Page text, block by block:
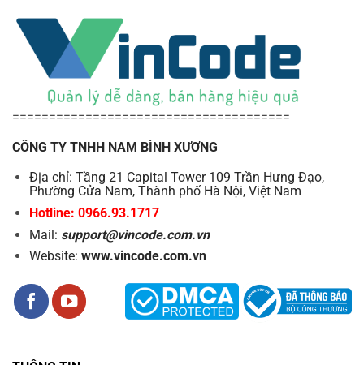
======================================
CÔNG TY TNHH NAM BÌNH XƯƠNG
Địa chỉ: Tầng 21 Capital Tower 109 Trần Hưng Đạo,
Phường Cửa Nam, Thành phố Hà Nội, Việt Nam
Hotline: 0966.93.1717
Mail: support@vincode.com.vn
Website: www.vincode.com.vn